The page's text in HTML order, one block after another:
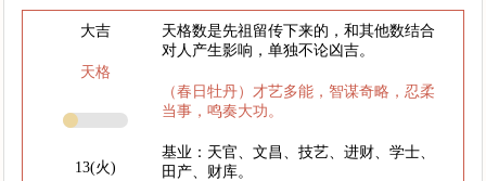
大吉
天格
13(火)
天格数是先祖留传下来的，和其他数结合
对人产生影响，单独不论凶吉。
（春日牡丹）才艺多能，智谋奇略，忍柔
当事，鸣奏大功。
基业：天官、文昌、技艺、进财、学士、
田产、财库。